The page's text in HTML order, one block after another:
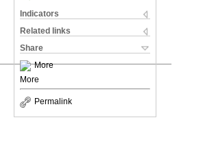
Indicators
Related links
Share
More
More
Permalink